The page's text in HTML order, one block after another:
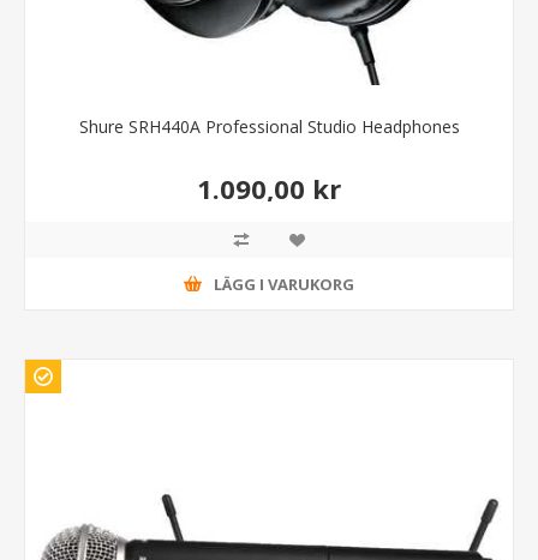
Shure SRH440A Professional Studio Headphones
1.090,00 kr
LÄGG I VARUKORG